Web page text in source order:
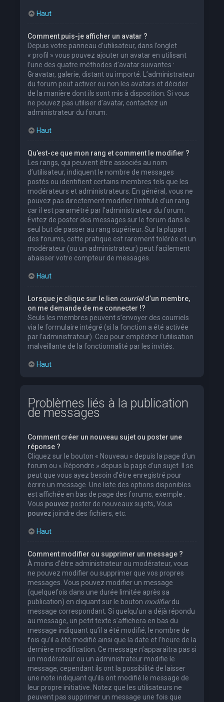
Haut
Comment puis-je afficher un avatar ?
Depuis votre panneau d’utilisateur, dans l’onglet
« profil » vous pouvez ajouter un avatar en utilisant
l’une des quatre méthodes d’avatar suivantes :
Gravatar, galerie, distant ou importé. L’administrateur
du forum peut activer ou non les avatars et décider
de la manière dont ils sont mis à disposition. Si vous
ne pouvez pas utiliser d’avatar, contactez un
administrateur du forum.
Haut
Qu’est-ce que mon rang et comment le modifier ?
Les rangs, qui peuvent être associés au nom
d’utilisateur, indiquent le nombre de messages
postés ou identifient certains membres tels que les
modérateurs et administrateurs. En général, vous ne
pouvez pas directement modifier l’intitulé d’un rang
car il est paramétré par l’administrateur du forum.
Évitez de poster des messages sur le forum dans le
seul but de passer au rang supérieur. Sur la plupart
des forums, cette pratique est rarement tolérée et un
modérateur (ou un administrateur) peut facilement
abaisser votre compteur de messages.
Haut
Lorsque je clique sur le lien courrield’un membre,
on me demande de me connecter !?
Seuls les membres peuvent s’envoyer des courriels
via le formulaire intégré (si la fonction a été activée
par l’administrateur). Ceci pour empêcher l’utilisation
malveillante de la fonctionnalité par les invités.
Haut
Problèmes liés à la publication
de messages
Comment créer un nouveau sujet ou poster une
réponse ?
Cliquez sur le bouton « Nouveau » depuis la page d’un
forum ou « Répondre » depuis la page d’un sujet. Il se
peut que vous ayez besoin d’être enregistré pour
écrire un message. Une liste des options disponibles
est affichée en bas de page des forums, exemple :
Vous pouvez poster de nouveaux sujets, Vous
pouvez joindre des fichiers, etc.
Haut
Comment modifier ou supprimer un message ?
À moins d’être administrateur ou modérateur, vous
ne pouvez modifier ou supprimer que vos propres
messages. Vous pouvez modifier un message
(quelquefois dans une durée limitée après sa
publication) en cliquant sur le bouton modifierdu
message correspondant. Si quelqu’un a déjà répondu
au message, un petit texte s’affichera en bas du
message indiquant qu’il a été modifié, le nombre de
fois qu’il a été modifié ainsi que la date et l’heure de la
dernière modification. Ce message n’apparaîtra pas si
un modérateur ou un administrateur modifie le
message, cependant ils ont la possibilité de laisser
une note indiquant qu’ils ont modifié le message de
leur propre initiative. Notez que les utilisateurs ne
peuvent pas supprimer un message une fois que